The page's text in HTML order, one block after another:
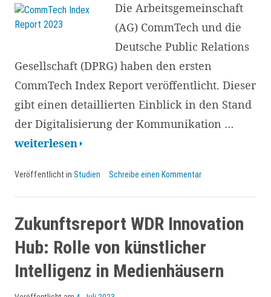
Die Arbeitsgemeinschaft
(AG) CommTech und die
Deutsche Public Relations
Gesellschaft (DPRG) haben den ersten
CommTech Index Report veröffentlicht. Dieser
gibt einen detaillierten Einblick in den Stand
der Digitalisierung der Kommunikation …
CommTech
Report
Luft
nach
oben
für
weiterlesen
Veröffentlicht in Studien Schreibe einen Kommentar
Zukunftsreport WDR Innovation
Hub: Rolle von künstlicher
Intelligenz in Medienhäusern